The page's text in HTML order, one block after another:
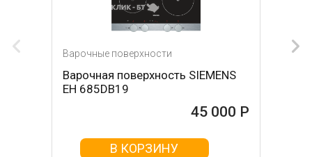
Варочные поверхности
Варочная поверхность SIEMENS
EH 685DB19
45 000 Р
В КОРЗИНУ
Варочные поверхности
Варочная поверхность SMEG
SE364TD
45 010 Р
В КОРЗИНУ